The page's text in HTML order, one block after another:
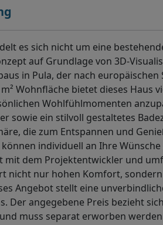
es sich nicht um eine
auf Grundlage von 3D-
in Pula, der nach
Wohnfläche bietet dieses Haus
Wohlfühlmomenten
sowie ein stilvoll gestaltetes
die zum Entspannen und
individuell an Ihre
dem Projektentwickler und
nicht nur hohen Komfort,
Angebot stellt eine
Der angegebene Preis bezieht
muss separat erworben